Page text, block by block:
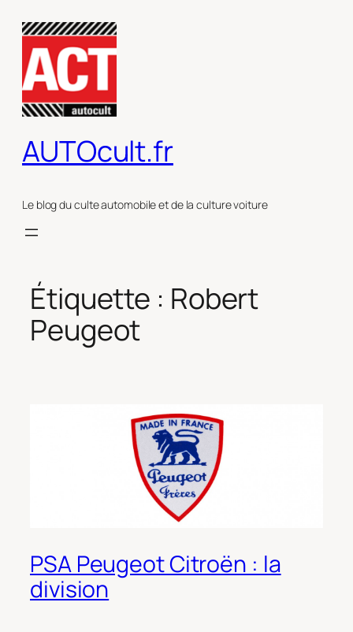
contenu
AUTOcult.fr
Le blog du culte automobile et de la culture voiture
Étiquette : Robert
Peugeot
PSA Peugeot Citroën : la
division